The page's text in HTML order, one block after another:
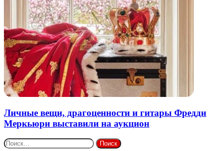
Личные вещи, драгоценности и гитары Фредди
Меркьюри выставили на аукцион
Найти: